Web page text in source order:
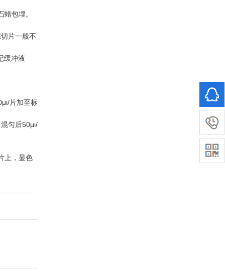
包埋。
片一般不
缓冲液
片加至标
匀后50μι/
上，显色